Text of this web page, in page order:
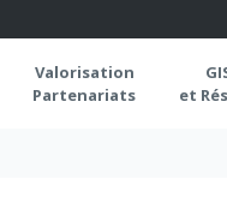
Valorisation
Partenariats
et